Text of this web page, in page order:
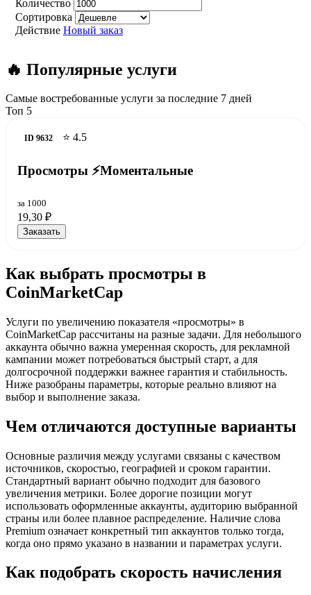
Количество
Сортировка
Действие Новый заказ
🔥 Популярные услуги
Самые востребованные услуги за последние 7 дней
Топ 5
ID 9632 ⭐ 4.5
Просмотры ⚡️Моментальные
за 1000
19,30 ₽
Заказать
Как выбрать просмотры в
CoinMarketCap
Услуги по увеличению показателя «просмотры» в
CoinMarketCap рассчитаны на разные задачи. Для небольшого
аккаунта обычно важна умеренная скорость, для рекламной
кампании может потребоваться быстрый старт, а для
долгосрочной поддержки важнее гарантия и стабильность.
Ниже разобраны параметры, которые реально влияют на
выбор и выполнение заказа.
Чем отличаются доступные варианты
Основные различия между услугами связаны с качеством
источников, скоростью, географией и сроком гарантии.
Стандартный вариант обычно подходит для базового
увеличения метрики. Более дорогие позиции могут
использовать оформленные аккаунты, аудиторию выбранной
страны или более плавное распределение. Наличие слова
Premium означает конкретный тип аккаунтов только тогда,
когда оно прямо указано в названии и параметрах услуги.
Как подобрать скорость начисления